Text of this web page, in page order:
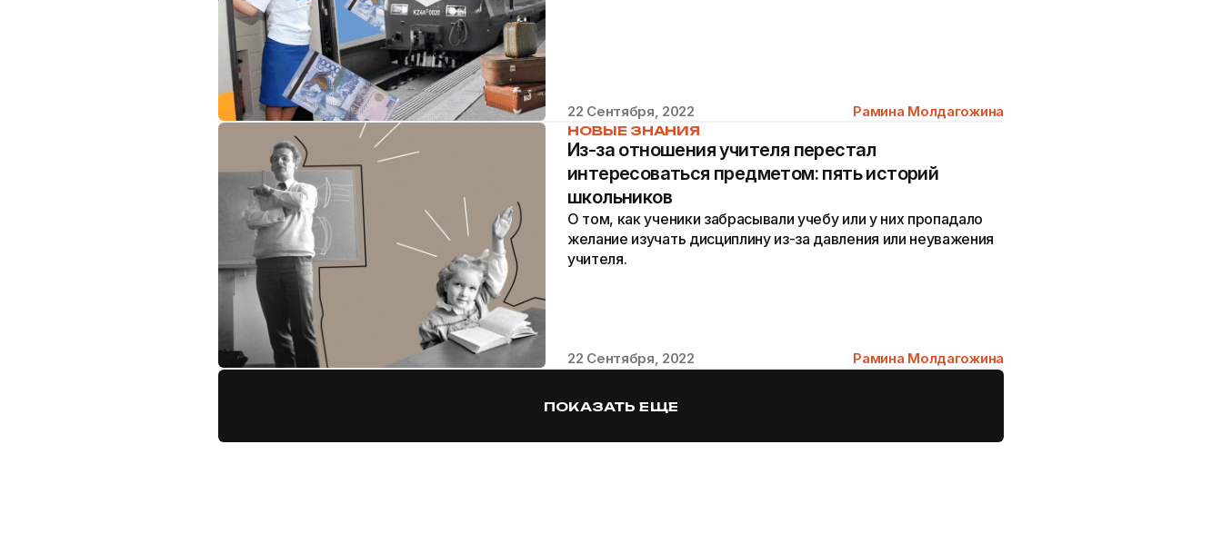
22 Сентября, 2022 Рамина Молдагожина
НОВЫЕ ЗНАНИЯ
Из-за отношения учителя перестал
интересоваться предметом: пять историй
школьников
О том, как ученики забрасывали учебу или у них пропадало
желание изучать дисциплину из-за давления или неуважения
учителя.
22 Сентября, 2022 Рамина Молдагожина
ПОКАЗАТЬ ЕЩЕ